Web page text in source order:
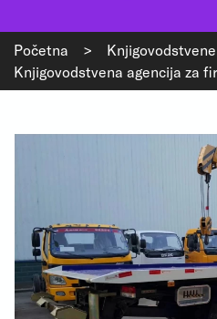
Početna >
Knjigovodstvena agencija za